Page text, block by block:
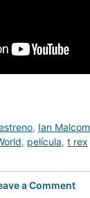
, Ian Malcom
, película, t rex
a Comment